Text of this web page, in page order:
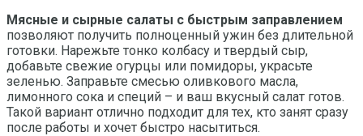
Мясные и сырные салаты с быстрым заправлением
позволяют получить полноценный ужин без длительной
готовки. Нарежьте тонко колбасу и твердый сыр,
добавьте свежие огурцы или помидоры, украсьте
зеленью. Заправьте смесью оливкового масла,
лимонного сока и специй – и ваш вкусный салат готов.
Такой вариант отлично подходит для тех, кто занят сразу
после работы и хочет быстро насытиться.